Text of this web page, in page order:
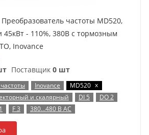
частоты MD520,
45кВт - 110%, 380В с тормозным
Inovance
Поставщик 0 шт
Inovance MD520 x
и скалярный DI 5
DO 2
F 3 380…480 В AC